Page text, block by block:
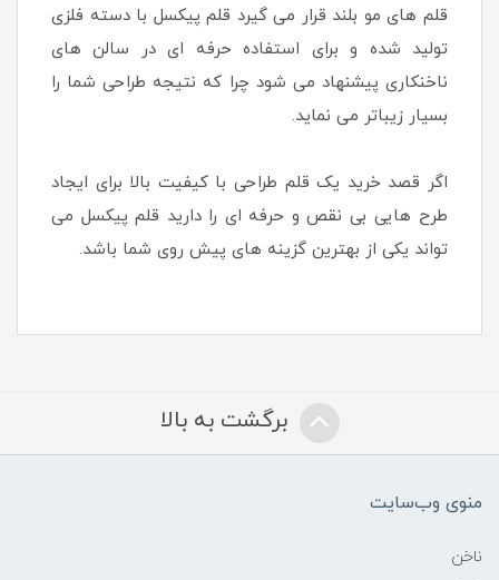
قلم های مو بلند قرار می گیرد قلم پیکسل با دسته فلزی
تولید شده و برای استفاده حرفه ای در سالن های
ناخنکاری پیشنهاد می شود چرا که نتیجه طراحی شما را
بسیار زیباتر می نماید.
اگر قصد خرید یک قلم طراحی با کیفیت بالا برای ایجاد
طرح هایی بی نقص و حرفه ای را دارید قلم پیکسل می
تواند یکی از بهترین گزینه های پیش روی شما باشد.
برگشت به بالا
منوی وب‌سایت
ناخن